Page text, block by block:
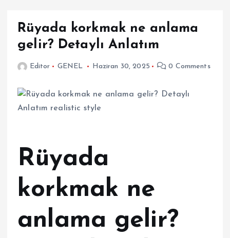
Rüyada korkmak ne anlama
gelir? Detaylı Anlatım
Editor GENEL Haziran 30, 2025 0 Comments
Rüyada
korkmak ne
anlama gelir?